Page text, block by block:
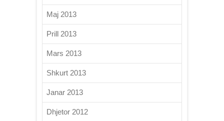
Maj 2013
Prill 2013
Mars 2013
Shkurt 2013
Janar 2013
Dhjetor 2012